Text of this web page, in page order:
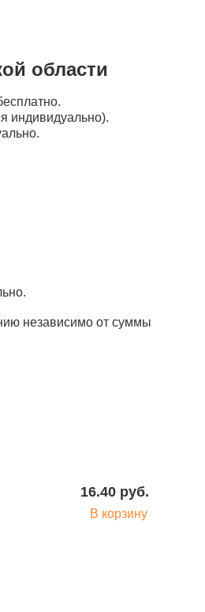
области
индивидуально).
независимо от суммы
16.40 руб.
В корзину